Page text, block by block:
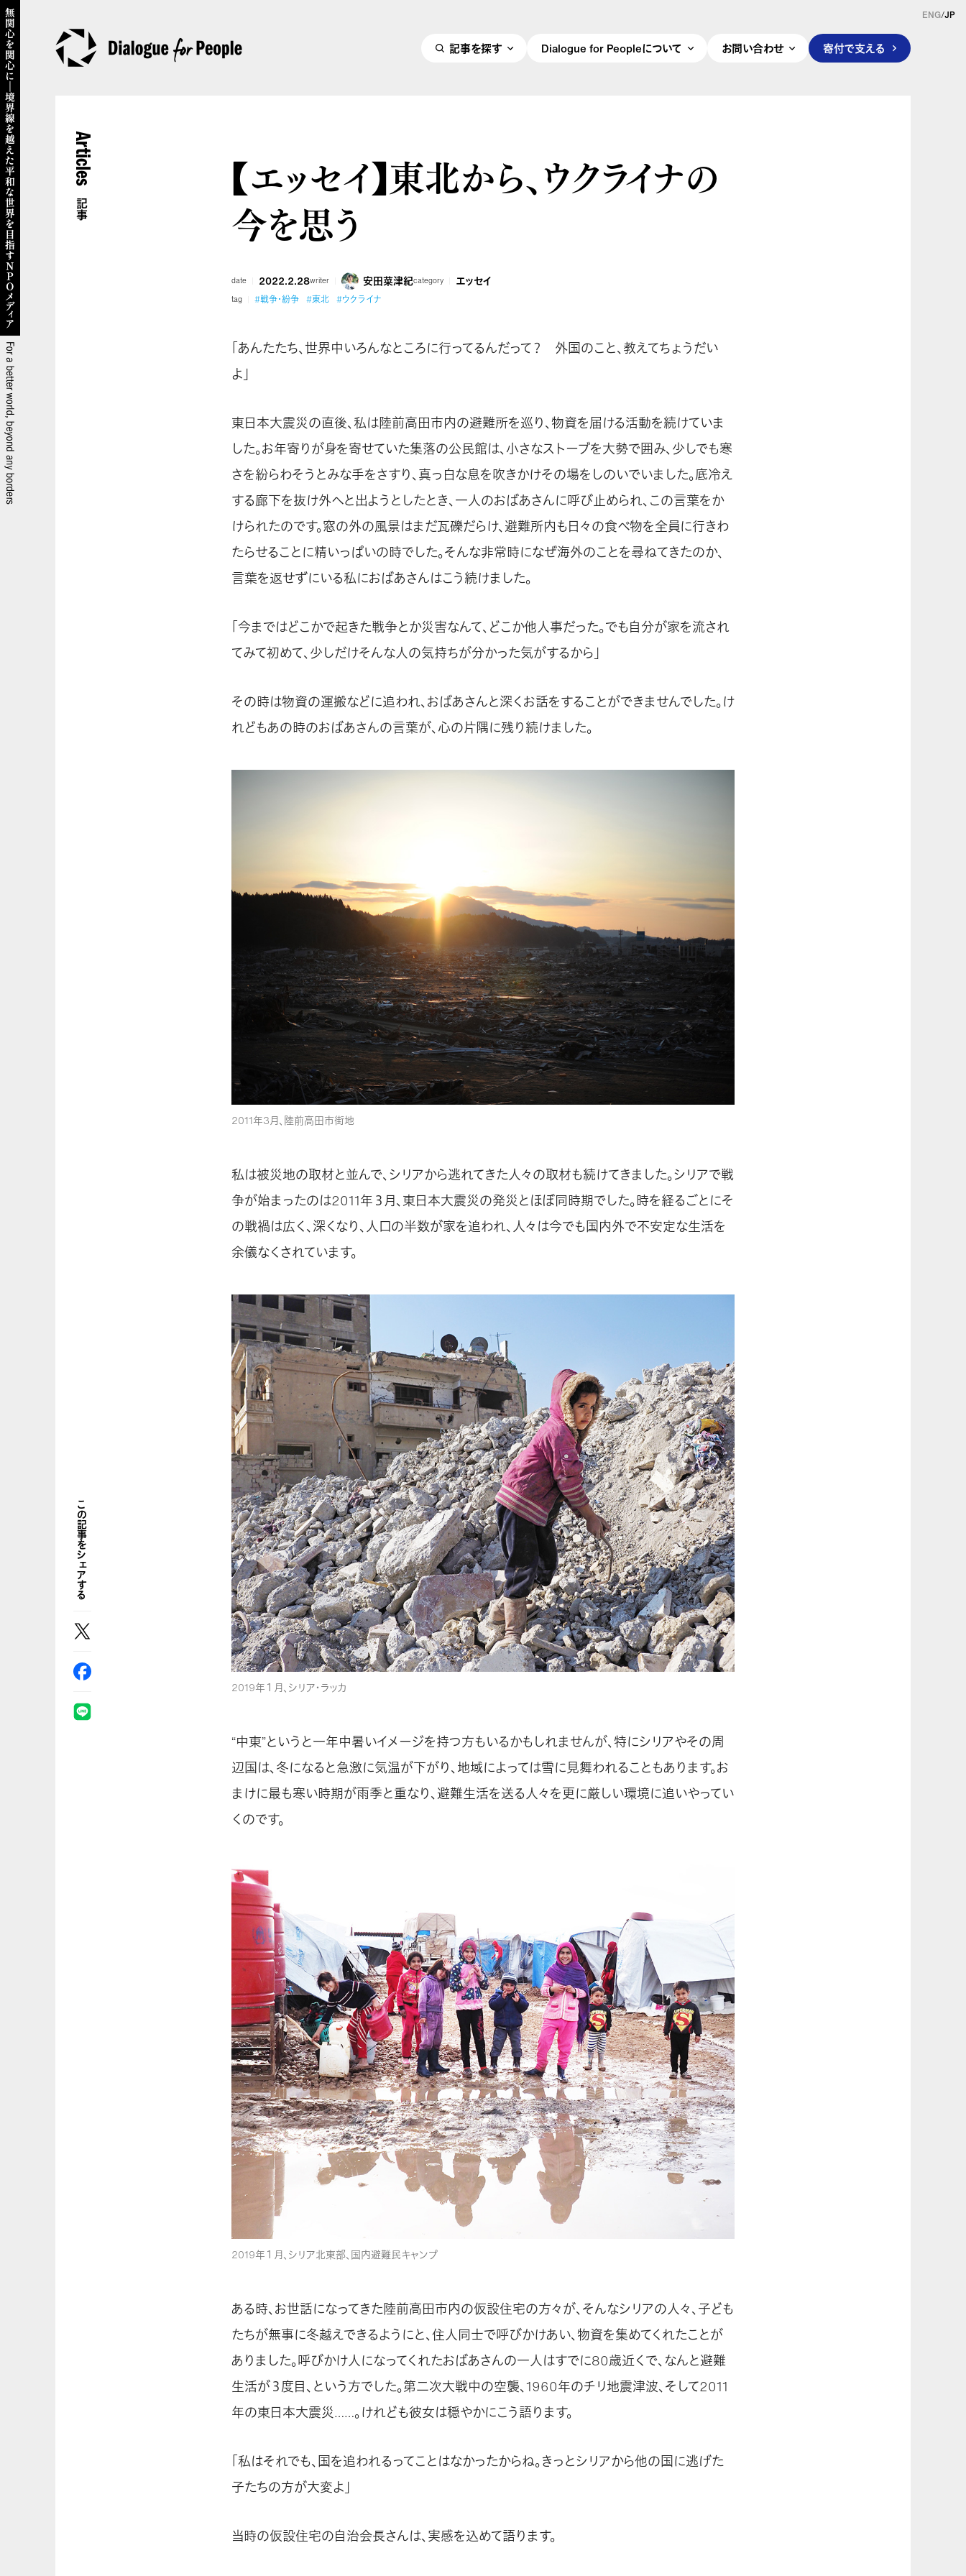
記事を探す Dialogue for Peopleについて お問い合わせ 寄付で支える
ENG/JP
Articles
記事
【エッセイ】東北から、ウクライナの
今を思う
date 2022.2.28writer 安田菜津紀category エッセイ
tag #戦争・紛争 #東北 #ウクライナ
「あんたたち、世界中いろんなところに行ってるんだって？ 外国のこと、教えてちょうだい
よ」
東日本大震災の直後、私は陸前高田市内の避難所を巡り、物資を届ける活動を続けていま
した。お年寄りが身を寄せていた集落の公民館は、小さなストーブを大勢で囲み、少しでも寒
さを紛らわそうとみな手をさすり、真っ白な息を吹きかけその場をしのいでいました。底冷え
する廊下を抜け外へと出ようとしたとき、一人のおばあさんに呼び止められ、この言葉をか
けられたのです。窓の外の風景はまだ瓦礫だらけ、避難所内も日々の食べ物を全員に行きわ
たらせることに精いっぱいの時でした。そんな非常時になぜ海外のことを尋ねてきたのか、
言葉を返せずにいる私におばあさんはこう続けました。
「今まではどこかで起きた戦争とか災害なんて、どこか他人事だった。でも自分が家を流され
てみて初めて、少しだけそんな人の気持ちが分かった気がするから」
その時は物資の運搬などに追われ、おばあさんと深くお話をすることができませんでした。け
れどもあの時のおばあさんの言葉が、心の片隅に残り続けました。
2011年3月、陸前高田市街地
私は被災地の取材と並んで、シリアから逃れてきた人々の取材も続けてきました。シリアで戦
争が始まったのは2011年３月、東日本大震災の発災とほぼ同時期でした。時を経るごとにそ
の戦禍は広く、深くなり、人口の半数が家を追われ、人々は今でも国内外で不安定な生活を
余儀なくされています。
2019年１月、シリア・ラッカ
“中東”というと一年中暑いイメージを持つ方もいるかもしれませんが、特にシリアやその周
辺国は、冬になると急激に気温が下がり、地域によっては雪に見舞われることもあります。お
まけに最も寒い時期が雨季と重なり、避難生活を送る人々を更に厳しい環境に追いやってい
くのです。
2019年１月、シリア北東部、国内避難民キャンプ
ある時、お世話になってきた陸前高田市内の仮設住宅の方々が、そんなシリアの人々、子ども
たちが無事に冬越えできるようにと、住人同士で呼びかけあい、物資を集めてくれたことが
ありました。呼びかけ人になってくれたおばあさんの一人はすでに80歳近くで、なんと避難
生活が３度目、という方でした。第二次大戦中の空襲、1960年のチリ地震津波、そして2011
年の東日本大震災……。けれども彼女は穏やかにこう語ります。
「私はそれでも、国を追われるってことはなかったからね。きっとシリアから他の国に逃げた
子たちの方が大変よ」
当時の仮設住宅の自治会長さんは、実感を込めて語ります。
この記事をシェアする